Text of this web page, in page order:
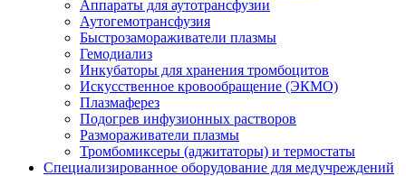
Аппараты для аутотрансфузии
Аутогемотрансфузия
Быстрозамораживатели плазмы
Гемодиализ
Инкубаторы для хранения тромбоцитов
Искусственное кровообращение (ЭКМО)
Плазмаферез
Подогрев инфузионных растворов
Размораживатели плазмы
Тромбомиксеры (аджитаторы) и термостаты
Специализированное оборудование для медучреждений